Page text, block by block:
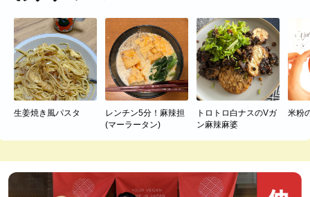
生姜焼き風パスタ
レンチン5分！麻辣担
(マーラータン)
トロトロ白ナスのVガ
ン麻辣麻婆
米粉